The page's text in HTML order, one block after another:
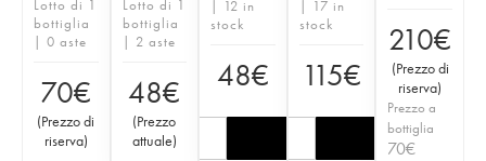
Lotto di 1
bottiglia
| 0 aste
70€
(Prezzo di
riserva)
Lotto di 1
bottiglia
| 2 aste
48€
(Prezzo
attuale)
| 12 in
stock
48€
| 17 in
stock
115€
210€
(Prezzo di
riserva)
Prezzo a
bottiglia
70€